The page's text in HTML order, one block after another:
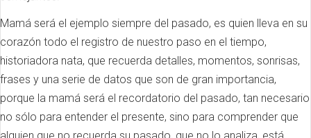
Mamá será el ejemplo siempre del pasado, es quien lleva en su
corazón todo el registro de nuestro paso en el tiempo,
historiadora nata, que recuerda detalles, momentos, sonrisas,
frases y una serie de datos que son de gran importancia,
porque la mamá será el recordatorio del pasado, tan necesario
no sólo para entender el presente, sino para comprender que
alguien que no recuerda su pasado, que no lo analiza, está